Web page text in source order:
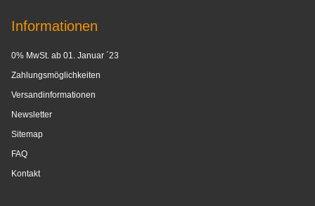
Informationen
0% MwSt. ab 01. Januar ´23
Zahlungsmöglichkeiten
Versandinformationen
Newsletter
Sitemap
FAQ
Kontakt